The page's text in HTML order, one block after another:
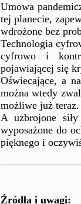
Umowa
tej planecie,
wdrożone bez
Technologia
cyfrowo i
pojawiającej się
Oświecające, a
można wtedy
możliwe już teraz.
A uzbrojone
wyposażone do
pięknego i
Źródła i uwagi: